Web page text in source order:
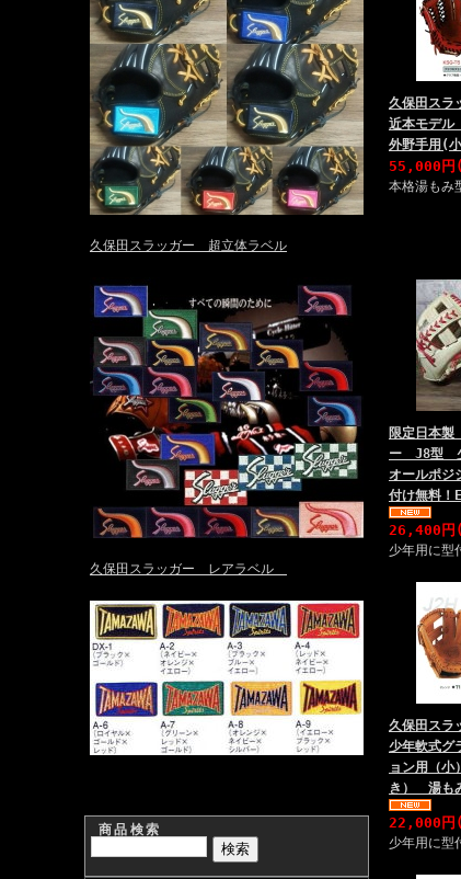
久保田スラッガー 超立体ラベル
久保田スラッガー レアラベル
商品検索
久保田ス
近本モデ
外野手用(
55,000円
本格湯もみ
限定日本
ー J8型
オールポ
付け無料
26,400円
少年用に型
久保田ス
少年軟式
ョン用（小
き） 湯も
22,000円
少年用に型